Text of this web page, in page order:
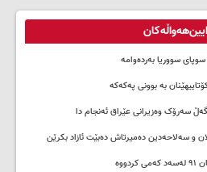
سووریا بەردەوامە
بە بوونی پەکەکە
سەرۆک وەزیرانی عێراق ئەنجام دا
و سەلاحەدین دەمیرتاش دەبێت ئازاد بکرێن